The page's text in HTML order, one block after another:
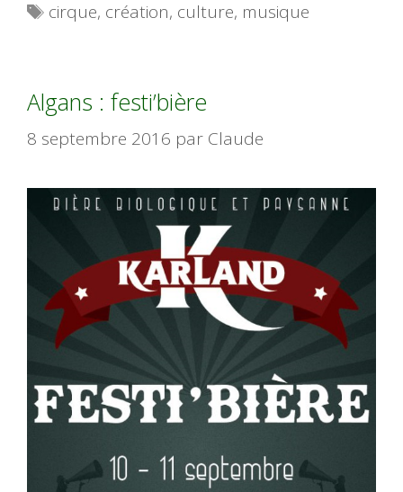
Étiquettes
cirque, création, culture, musique
Algans : festi’bière
8 septembre 2016 par Claude